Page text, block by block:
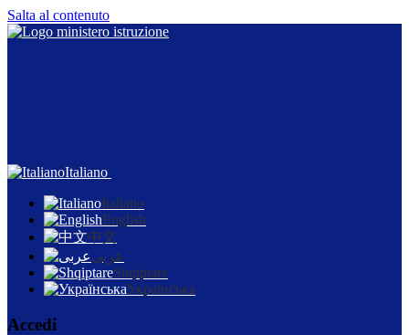
Salta al contenuto
Italiano
Italiano
English
中文
عربى
Shqiptare
Українська
Accedi